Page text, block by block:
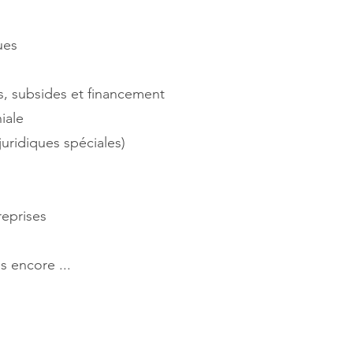
subsides et financement
spéciales)
encore ...